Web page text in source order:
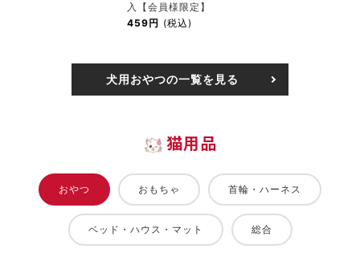
入【会員様限定】
459円 (税込)
犬用おやつの一覧を見る
猫用品
おやつ おもちゃ 首輪・ハーネス
ベッド・ハウス・マット 総合